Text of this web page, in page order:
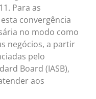
Para as
convergência
no modo como
negócios, a partir
pelo
Board (IASB),
aos